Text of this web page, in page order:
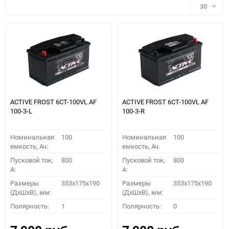
ПОДОБРАТЬ
30
30
60
90
ACTIVE FROST 6СТ-100VL АF
100-3-L
Номинальная
емкость, Ач:
100
Пусковой ток,
A:
800
Размеры
(ДхШхВ), мм:
353x175x190
Полярность: 1
ACTIVE FROST 6СТ-100VL АF
100-3-R
Номинальная
емкость, Ач:
100
Пусковой ток,
A:
800
Размеры
(ДхШхВ), мм:
353x175x190
Полярность: 0